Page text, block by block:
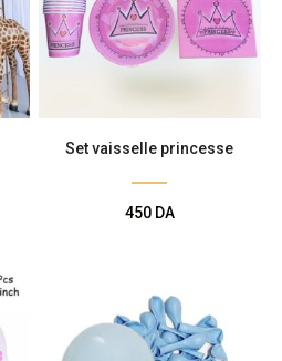
Set vaisselle princesse
450 DA